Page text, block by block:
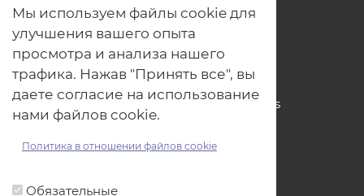
О нас
Наши проекты
Связь с нами
Общая политика обработки
персональных данных
Политика обработки файлов Cookies
Политика обработки персональных
данных для мероприятий
Мы используем файлы cookie для
улучшения вашего опыта
просмотра и анализа нашего
трафика. Нажав "Принять все", вы
даете согласие на использование
нами файлов cookie.
Политика в отношении файлов cookie
Обязательные